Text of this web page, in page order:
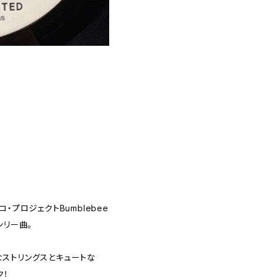
プロジェクトBumblebee
ー曲。
トリングスとキュートな